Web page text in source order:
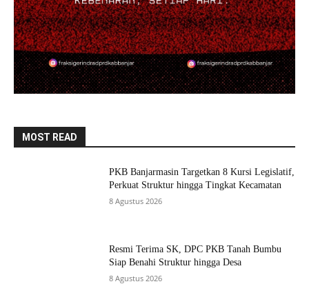
MOST READ
PKB Banjarmasin Targetkan 8 Kursi Legislatif,
Perkuat Struktur hingga Tingkat Kecamatan
8 Agustus 2026
Resmi Terima SK, DPC PKB Tanah Bumbu
Siap Benahi Struktur hingga Desa
8 Agustus 2026